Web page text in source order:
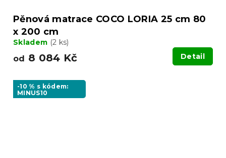
Pěnová matrace COCO LORIA 25 cm 80
x 200 cm
Skladem (2 ks)
od 8 084 Kč Detail
-10 % s kódem:
MINUS10